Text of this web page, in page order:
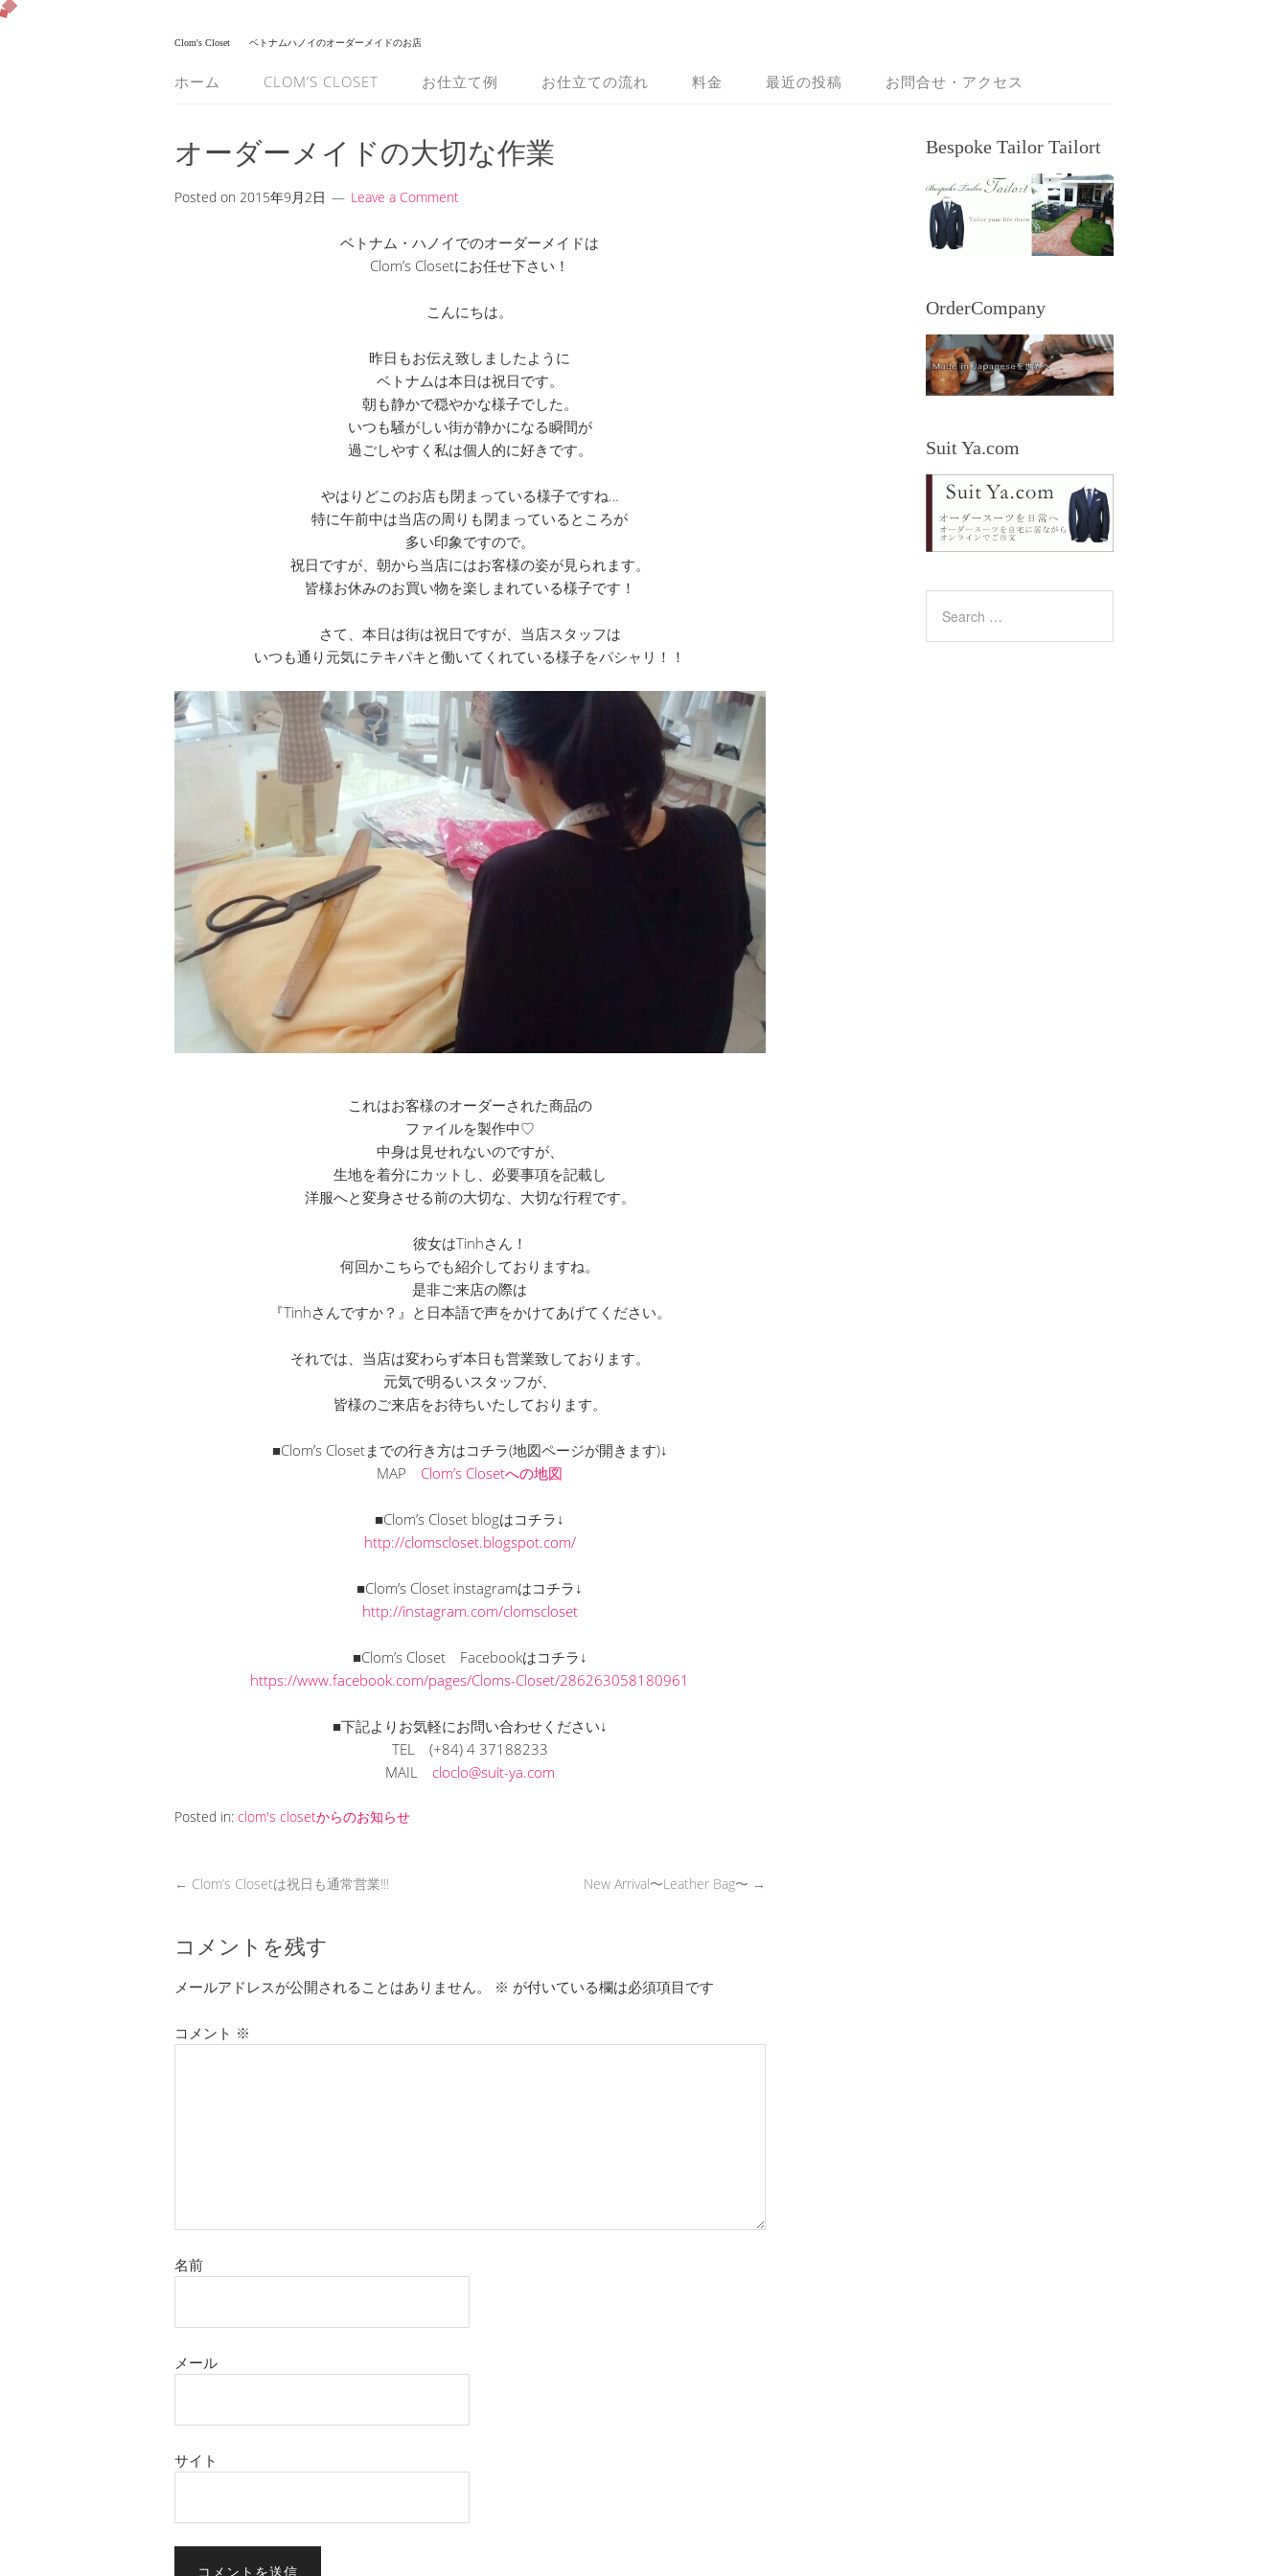
Clom's Closet ベトナムハノイのオーダーメイドのお店
ホーム CLOM’S CLOSET お仕立て例 お仕立ての流れ 料金 最近の投稿 お問合せ・アクセス
オーダーメイドの大切な作業
Posted on 2015年9月2日 Leave a Comment
ベトナム・ハノイでのオーダーメイドは
Clom’s Closetにお任せ下さい！
こんにちは。
昨日もお伝え致しましたように
ベトナムは本日は祝日です。
朝も静かで穏やかな様子でした。
いつも騒がしい街が静かになる瞬間が
過ごしやすく私は個人的に好きです。
やはりどこのお店も閉まっている様子ですね…
特に午前中は当店の周りも閉まっているところが
多い印象ですので。
祝日ですが、朝から当店にはお客様の姿が見られます。
皆様お休みのお買い物を楽しまれている様子です！
さて、本日は街は祝日ですが、当店スタッフは
いつも通り元気にテキパキと働いてくれている様子をパシャリ！！
これはお客様のオーダーされた商品の
ファイルを製作中♡
中身は見せれないのですが、
生地を着分にカットし、必要事項を記載し
洋服へと変身させる前の大切な、大切な行程です。
彼女はTinhさん！
何回かこちらでも紹介しておりますね。
是非ご来店の際は
『Tinhさんですか？』と日本語で声をかけてあげてください。
それでは、当店は変わらず本日も営業致しております。
元気で明るいスタッフが、
皆様のご来店をお待ちいたしております。
■Clom’s Closetまでの行き方はコチラ(地図ページが開きます)↓
MAP Clom’s Closetへの地図
■Clom’s Closet blogはコチラ↓
http://clomscloset.blogspot.com/
■Clom’s Closet instagramはコチラ↓
http://instagram.com/clomscloset
■Clom’s Closet Facebookはコチラ↓
https://www.facebook.com/pages/Cloms-Closet/286263058180961
■下記よりお気軽にお問い合わせください↓
TEL (+84) 4 37188233
MAIL cloclo@suit-ya.com
Posted in: clom's closetからのお知らせ
← Clom’s Closetは祝日も通常営業!!! New Arrival〜Leather Bag〜 →
コメントを残す
メールアドレスが公開されることはありません。 ※ が付いている欄は必須項目です
コメント ※
名前
メール
サイト
Bespoke Tailor Tailort
OrderCompany
Suit Ya.com